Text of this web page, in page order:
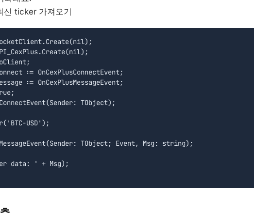
신 ticker 가져오기
:= OnCexPlusConnectEvent;
:= OnCexPlusMessageEvent;
TObject);
USD');
TObject; Event, Msg: string);
data: ' + Msg);